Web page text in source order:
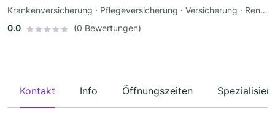
Krankenversicherung · Pflegeversicherung · Versicherung · Rentenversicherung
0.0
(0 Bewertungen)
Kontakt Info Öffnungszeiten